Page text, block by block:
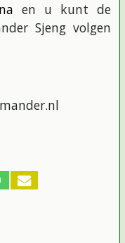
en u kunt de
Sjeng volgen